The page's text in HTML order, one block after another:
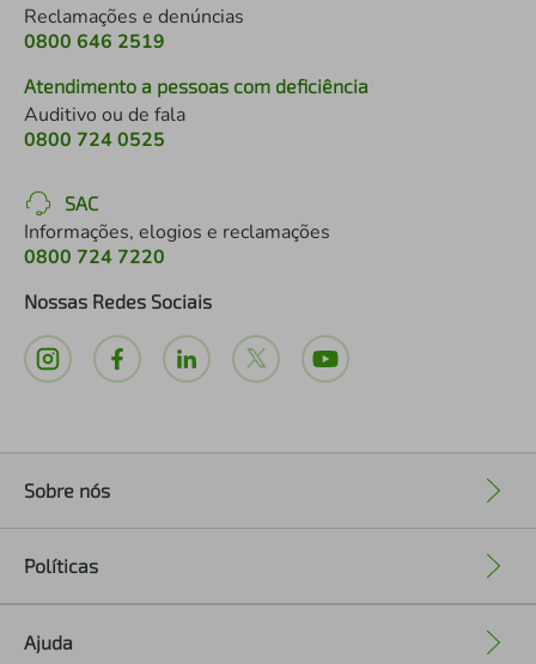
Reclamações e denúncias
0800 646 2519
Atendimento a pessoas com deficiência
Auditivo ou de fala
0800 724 0525
SAC
Informações, elogios e reclamações
0800 724 7220
Nossas Redes Sociais
Sobre nós
Políticas
Ajuda